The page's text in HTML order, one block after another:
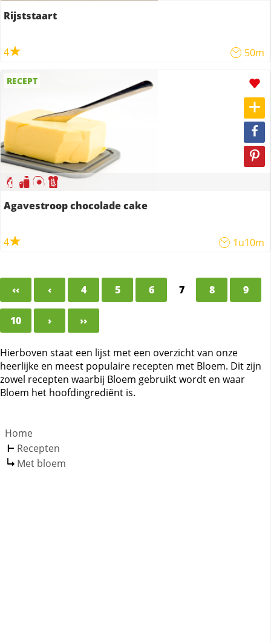
Rijststaart
4 50m
RECEPT
Agavestroop chocolade cake
4 1u10m
‹‹ ‹ 4 5 6 7 8 9
10 › ››
Hierboven staat een lijst met een overzicht van onze
heerlijke en meest populaire recepten met Bloem. Dit zijn
zowel recepten waarbij Bloem gebruikt wordt en waar
Bloem het hoofdingrediënt is.
Home
Recepten
Met bloem